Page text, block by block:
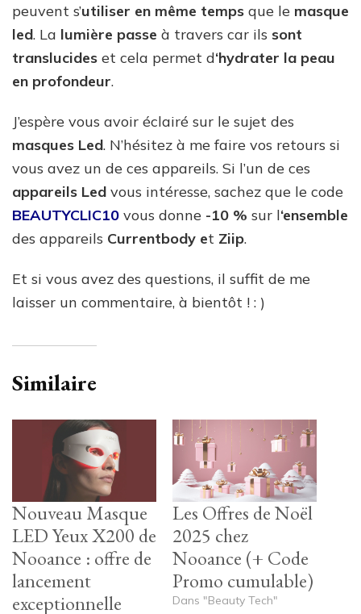
peuvent s’utiliser en même temps que le masque
led. La lumière passe à travers car ils sont
translucides et cela permet d‘hydrater la peau
en profondeur.
J’espère vous avoir éclairé sur le sujet des
masques Led. N’hésitez à me faire vos retours si
vous avez un de ces appareils. Si l’un de ces
appareils Led vous intéresse, sachez que le code
BEAUTYCLIC10 vous donne -10 % sur l‘ensemble
des appareils Currentbody et Ziip.
Et si vous avez des questions, il suffit de me
laisser un commentaire, à bientôt ! : )
Similaire
Nouveau Masque
LED Yeux X200 de
Nooance : offre de
lancement
exceptionnelle
Les Offres de Noël
2025 chez
Nooance (+ Code
Promo cumulable)
Dans "Beauty Tech"